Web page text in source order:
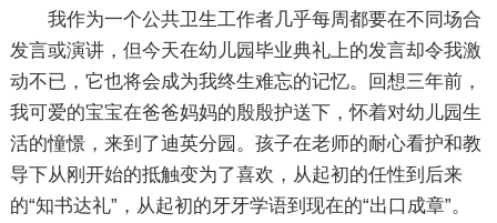
我作为一个公共卫生工作者几乎每周都要在不同场合
发言或演讲，但今天在幼儿园毕业典礼上的发言却令我激
动不已，它也将会成为我终生难忘的记忆。回想三年前，
我可爱的宝宝在爸爸妈妈的殷殷护送下，怀着对幼儿园生
活的憧憬，来到了迪英分园。孩子在老师的耐心看护和教
导下从刚开始的抵触变为了喜欢，从起初的任性到后来
的“知书达礼”，从起初的牙牙学语到现在的“出口成章”。